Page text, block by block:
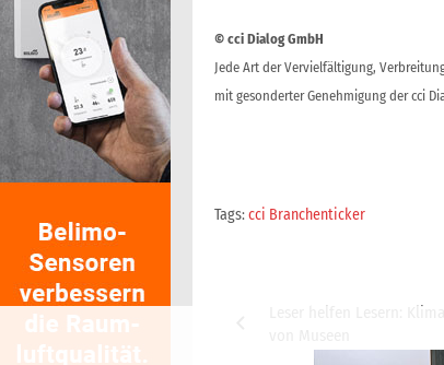
© cci Dialog GmbH
Jede Art der Vervielfältigung,
mit gesonderter Genehmigung der cci
Tags:cci Branchenticker
Leser helfen Lesern: